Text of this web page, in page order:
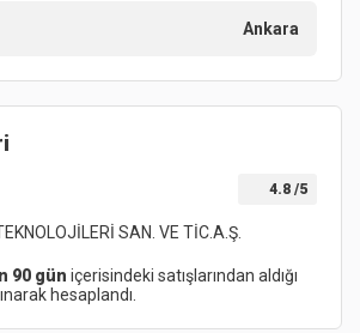
Ankara
4.8 /5
SAN. VE TİC.A.Ş.
90 gün içerisindeki satışlarından aldığı
hesaplandı.